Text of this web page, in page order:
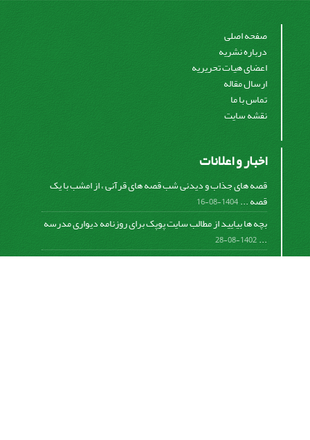
صفحه اصلی
درباره نشریه
اعضای هیات تحریریه
ارسال مقاله
تماس با ما
نقشه سایت
اخبار و اعلانات
قصه های جذاب و دیدنی شب قصه های قرآنی ، از امشب با یک
قصه ...1404-08-16
بچه ها بیایید از مطالب سایت پوپک برای روزنامه دیواری مدرسه
...
1402-08-28